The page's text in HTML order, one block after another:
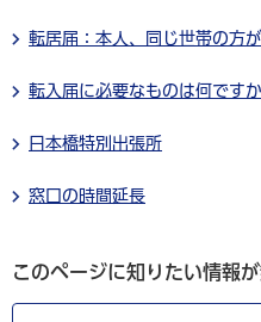
転居届：本人、同じ世帯の方
転入届に必要なものは何ですか
日本橋特別出張所
窓口の時間延長
このページに知りたい情報